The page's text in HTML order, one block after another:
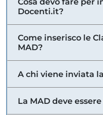
Docenti.it?
Come inserisco le
MAD?
A chi viene inviata
La MAD deve